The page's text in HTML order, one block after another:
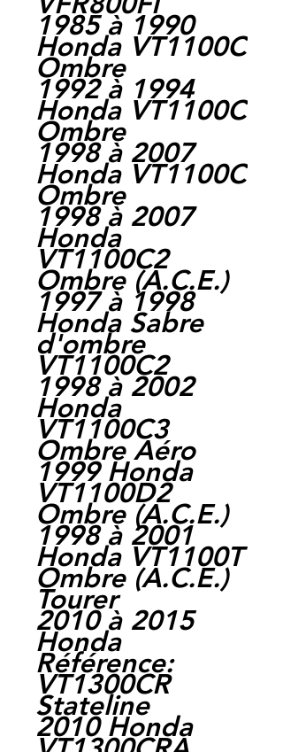
1985 à 1990
Honda VT1100C
Ombre
1992 à 1994
Honda VT1100C
Ombre
1998 à 2007
Honda VT1100C
Ombre
1998 à 2007
Honda
VT1100C2
Ombre (A.C.E.)
1997 à 1998
Honda Sabre
d'ombre
VT1100C2
1998 à 2002
Honda
VT1100C3
Ombre Aéro
1999 Honda
VT1100D2
Ombre (A.C.E.)
1998 à 2001
Honda VT1100T
Ombre (A.C.E.)
Tourer
2010 à 2015
Honda
Référence:
VT1300CR
Stateline
2010 Honda